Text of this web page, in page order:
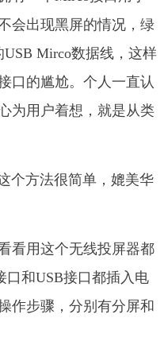
会出现黑屏的情况，绿
Mirco数据线，这样
口的尴尬。个人一直认
为用户着想，就是从类
看用这个无线投屏器都
和USB接口都插入电
作步骤，分别有分屏和